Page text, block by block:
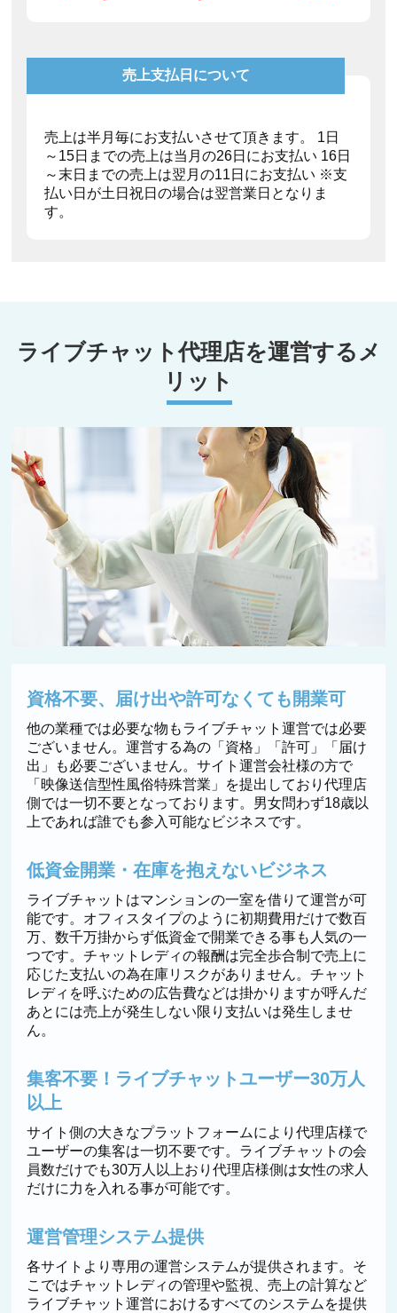
売上支払日について
売上は半月毎にお支払いさせて頂きます。 1日
～15日までの売上は当月の26日にお支払い 16日
～末日までの売上は翌月の11日にお支払い ※支
払い日が土日祝日の場合は翌営業日となりま
す。
ライブチャット代理店を運営するメ
リット
資格不要、届け出や許可なくても開業可
他の業種では必要な物もライブチャット運営では必要
ございません。運営する為の「資格」「許可」「届け
出」も必要ございません。サイト運営会社様の方で
「映像送信型性風俗特殊営業」を提出しており代理店
側では一切不要となっております。男女問わず18歳以
上であれば誰でも参入可能なビジネスです。
低資金開業・在庫を抱えないビジネス
ライブチャットはマンションの一室を借りて運営が可
能です。オフィスタイプのように初期費用だけで数百
万、数千万掛からず低資金で開業できる事も人気の一
つです。チャットレディの報酬は完全歩合制で売上に
応じた支払いの為在庫リスクがありません。チャット
レディを呼ぶための広告費などは掛かりますが呼んだ
あとには売上が発生しない限り支払いは発生しませ
ん。
集客不要！ライブチャットユーザー30万人
以上
サイト側の大きなプラットフォームにより代理店様で
ユーザーの集客は一切不要です。ライブチャットの会
員数だけでも30万人以上おり代理店様側は女性の求人
だけに力を入れる事が可能です。
運営管理システム提供
各サイトより専用の運営システムが提供されます。そ
こではチャットレディの管理や監視、売上の計算など
ライブチャット運営におけるすべてのシステムを提供